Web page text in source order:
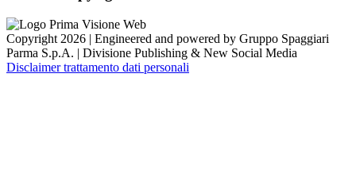
Copyright 2026 | Engineered and powered by Gruppo Spaggiari
Parma S.p.A. | Divisione Publishing & New Social Media
Disclaimer trattamento dati personali